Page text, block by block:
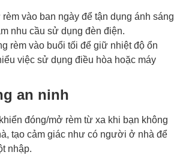
vào ban ngày để tận dụng ánh sáng
nhu cầu sử dụng đèn điện.
rèm vào buổi tối để giữ nhiệt độ ổn
việc sử dụng điều hòa hoặc máy
an ninh
đóng/mở rèm từ xa khi bạn không
tạo cảm giác như có người ở nhà để
nhập.